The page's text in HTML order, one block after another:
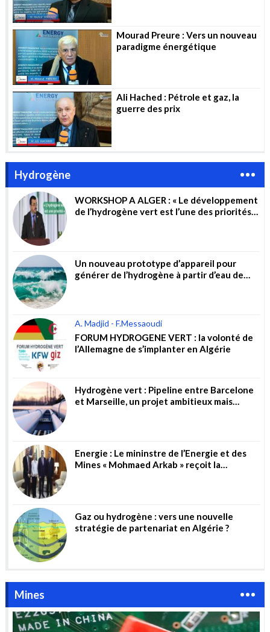
Mourad Preure : Vers un nouveau
paradigme énergétique
Ali Hached : Pétrole et gaz, la
guerre des prix
Hydrogène
WORKSHOP A ALGER : « Le développement
de l’hydrogène vert est l’une des priorités
Un nouveau prototype d’appareil pour
générer de l’hydrogène à partir d’eau de
A. Madjid - F.Messaoudi
FORUM HYDROGENE VERT : la volonté de
l’Allemagne de s’implanter en Algérie
Hydrogène vert : Pipeline entre Barcelone
et Marseille, un projet ambitieux mais
Energie : Le mininstre de l’Energie et des
Mines « Mohmaed Arkab » reçoit la
Gaz ou hydrogène : vers une nouvelle
stratégie de partenariat en Algérie ?
Mines